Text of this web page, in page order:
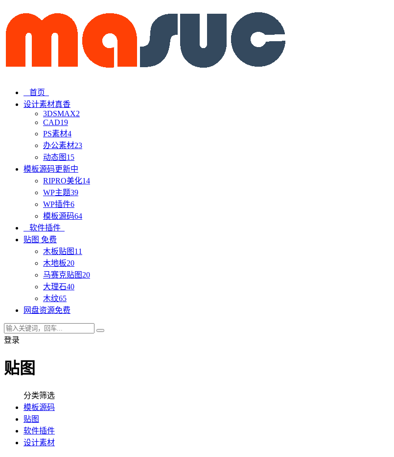
首页
设计素材真香
3DSMAX2
CAD19
PS素材4
办公素材23
动态图 15
模板源码更新中
RIPRO美化14
WP主题39
WP插件6
模板源码64
软件插件
贴图 免费
木板贴图 11
木地板20
马赛克贴图 20
大理石40
木纹65
网盘资源免费
登录
贴图
分类筛选
模板源码
贴图
软件插件
设计素材